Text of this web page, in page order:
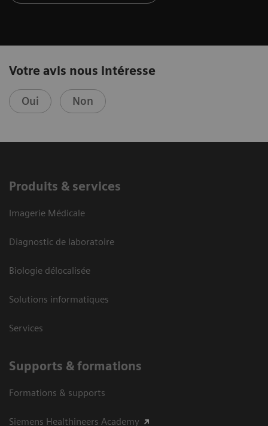
Votre avis nous intéresse
Oui Non
Produits & services
Imagerie Médicale
Diagnostic de laboratoire
Biologie délocalisée
Solutions informatiques
Services
Supports & formations
Formations & supports
Siemens Healthineers Academy